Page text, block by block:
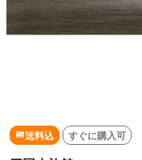
送料込 すぐに購入可